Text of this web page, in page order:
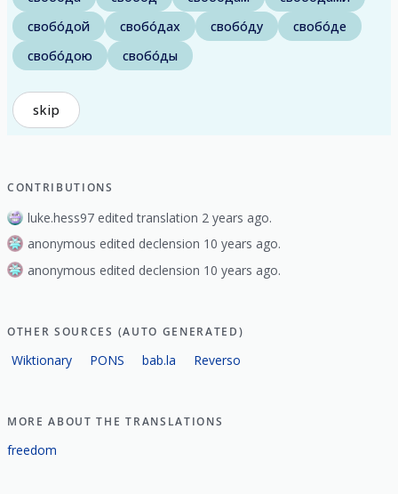
свобо́дой
свобо́дах свобо́ду
свобо́де
свобо́дою
свобо́ды
skip
CONTRIBUTIONS
luke.hess97 edited translation 2 years ago.
anonymous edited declension 10 years ago.
anonymous edited declension 10 years ago.
OTHER SOURCES (AUTO GENERATED)
Wiktionary PONS bab.la Reverso
MORE ABOUT THE TRANSLATIONS
freedom